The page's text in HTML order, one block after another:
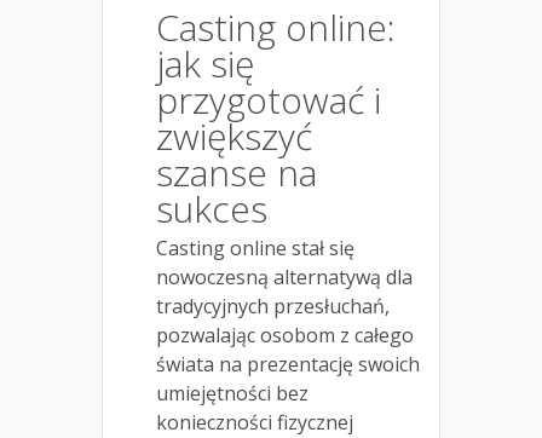
Casting online:
jak się
przygotować i
zwiększyć
szanse na
sukces
Casting online stał się
nowoczesną alternatywą dla
tradycyjnych przesłuchań,
pozwalając osobom z całego
świata na prezentację swoich
umiejętności bez
konieczności fizycznej